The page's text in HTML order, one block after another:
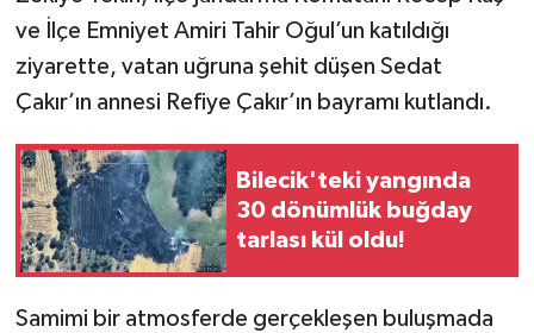
ve İlçe Emniyet Amiri Tahir Oğul’un katıldığı
ziyarette, vatan uğruna şehit düşen Sedat
Çakır’ın annesi Refiye Çakır’ın bayramı kutlandı.
Bilecik'teki yangında
30 dönümlük buğday
tarlası kül oldu!
Samimi bir atmosferde gerçekleşen buluşmada